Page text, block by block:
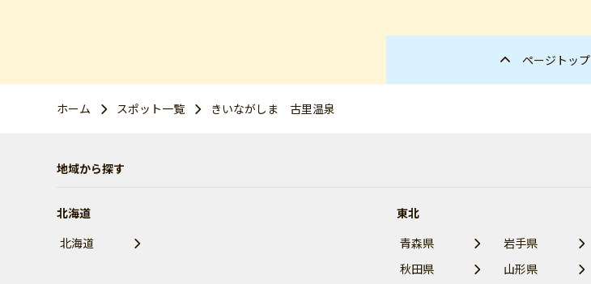
ページトップ
ホーム スポット一覧 きいながしま 古里温泉
地域から探す
北海道
北海道
東北
青森県
岩手県
秋田県
山形県